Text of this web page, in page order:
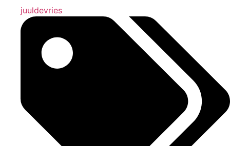
juuldevries